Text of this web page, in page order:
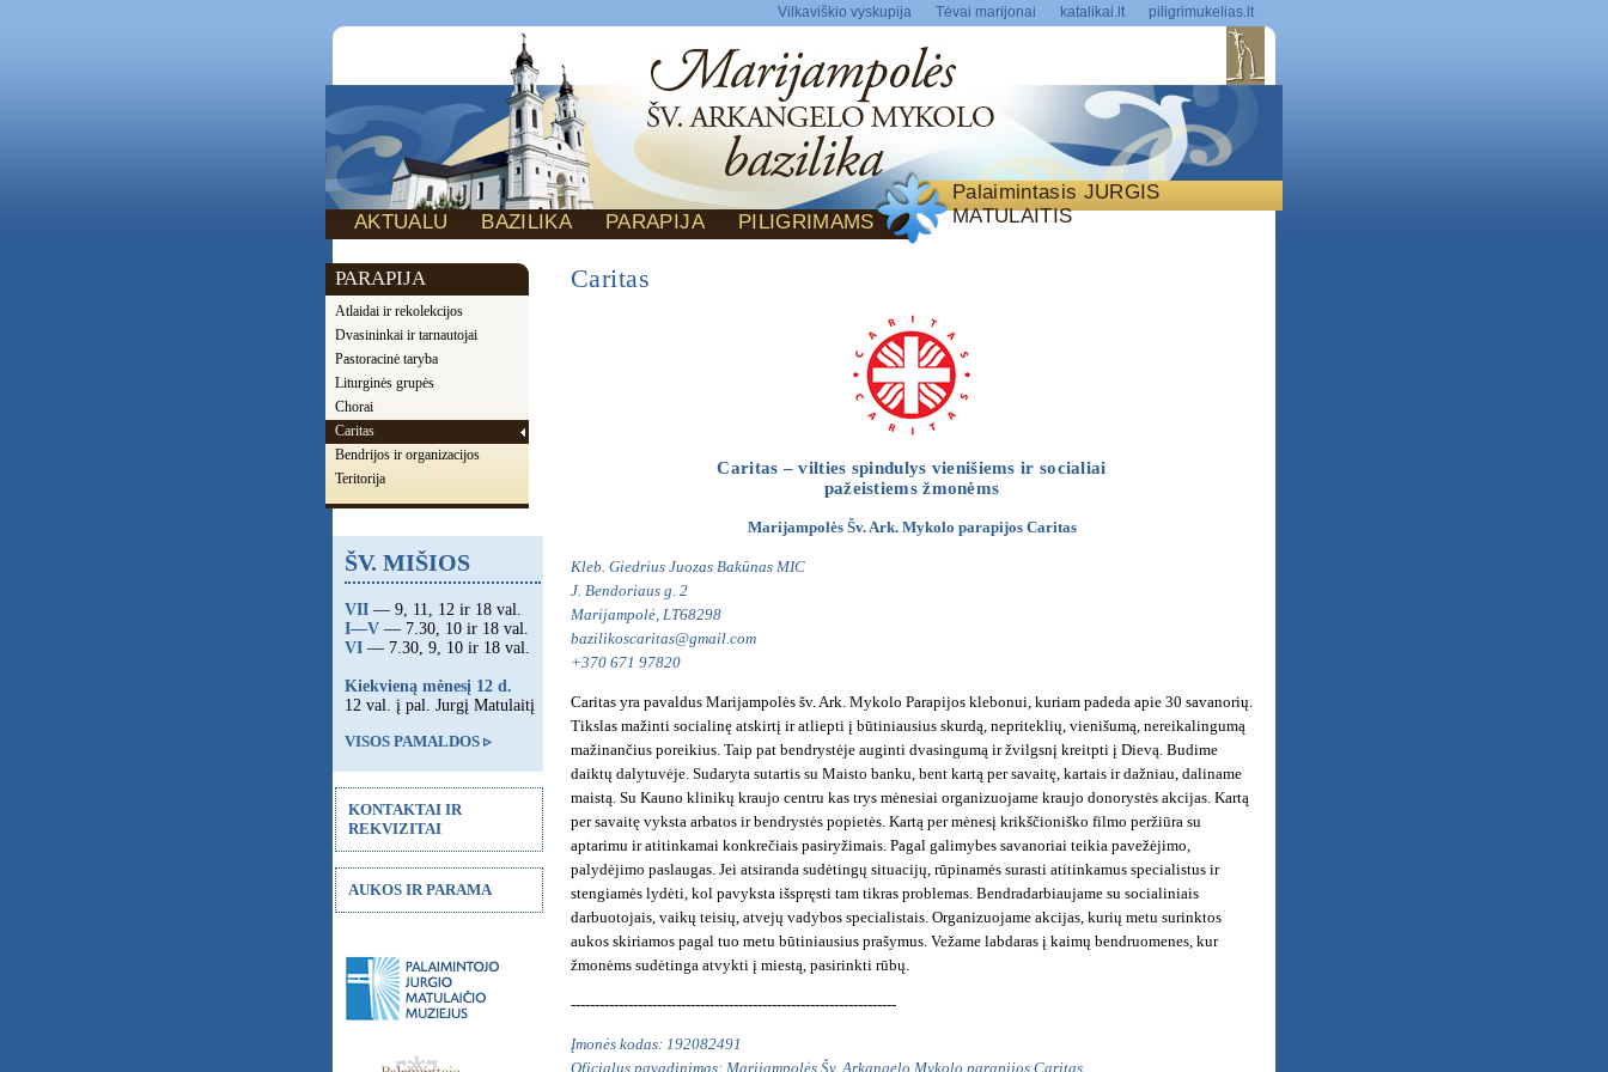
Vilkaviškio vyskupija Tėvai marijonai katalikai.lt piligrimukelias.lt
Palaimintasis JURGIS
MATULAITIS
AKTUALU BAZILIKA PARAPIJA PILIGRIMAMS
Caritas
Caritas – vilties spindulys vienišiems ir socialiai
pažeistiems žmonėms
Marijampolės Šv. Ark. Mykolo parapijos Caritas
Kleb. Giedrius Juozas Bakūnas MIC
J. Bendoriaus g. 2
Marijampolė, LT68298
bazilikoscaritas@gmail.com
+370 671 97820
Caritas yra pavaldus Marijampolės šv. Ark. Mykolo Parapijos klebonui, kuriam padeda apie 30 savanorių.
Tikslas mažinti socialinę atskirtį ir atliepti į būtiniausius skurdą, nepriteklių, vienišumą, nereikalingumą
mažinančius poreikius. Taip pat bendrystėje auginti dvasingumą ir žvilgsnį kreitpti į Dievą. Budime
daiktų dalytuvėje. Sudaryta sutartis su Maisto banku, bent kartą per savaitę, kartais ir dažniau, daliname
maistą. Su Kauno klinikų kraujo centru kas trys mėnesiai organizuojame kraujo donorystės akcijas. Kartą
per savaitę vyksta arbatos ir bendrystės popietės. Kartą per mėnesį krikščioniško filmo peržiūra su
aptarimu ir atitinkamai konkrečiais pasiryžimais. Pagal galimybes savanoriai teikia pavežėjimo,
palydėjimo paslaugas. Jei atsiranda sudėtingų situacijų, rūpinamės surasti atitinkamus specialistus ir
stengiamės lydėti, kol pavyksta išspręsti tam tikras problemas. Bendradarbiaujame su socialiniais
darbuotojais, vaikų teisių, atvejų vadybos specialistais. Organizuojame akcijas, kurių metu surinktos
aukos skiriamos pagal tuo metu būtiniausius prašymus. Vežame labdaras į kaimų bendruomenes, kur
žmonėms sudėtinga atvykti į miestą, pasirinkti rūbų.
--------------------------------------------------------------------
Įmonės kodas: 192082491
Oficialus pavadinimas: Marijampolės Šv. Arkangelo Mykolo parapijos Caritas
PARAPIJA
Atlaidai ir rekolekcijos
Dvasininkai ir tarnautojai
Pastoracinė taryba
Liturginės grupės
Chorai
Caritas
Bendrijos ir organizacijos
Teritorija
ŠV. MIŠIOS
VII — 9, 11, 12 ir 18 val.
I—V — 7.30, 10 ir 18 val.
VI — 7.30, 9, 10 ir 18 val.
Kiekvieną mėnesį 12 d.
12 val. į pal. Jurgį Matulaitį
VISOS PAMALDOS ▹
KONTAKTAI IR
REKVIZITAI
AUKOS IR PARAMA